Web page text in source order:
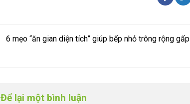
6 mẹo “ăn gian diện tích” giúp bếp nhỏ trông rộng gấp
Để lại một bình luận